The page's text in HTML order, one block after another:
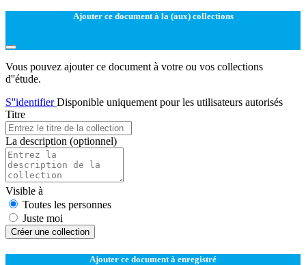
Ajouter ce document à la (aux) collections
Vous pouvez ajouter ce document à votre ou vos collections
d''étude.
S''identifierDisponible uniquement pour les utilisateurs autorisés
Titre
La description (optionnel)
Visible à
Toutes les personnes
Juste moi
Créer une collection
Ajouter ce document à enregistré